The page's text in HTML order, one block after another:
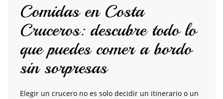
Comidas en Costa
Cruceros: descubre todo lo
que puedes comer a bordo
sin sorpresas
Elegir un crucero no es solo decidir un itinerario o un